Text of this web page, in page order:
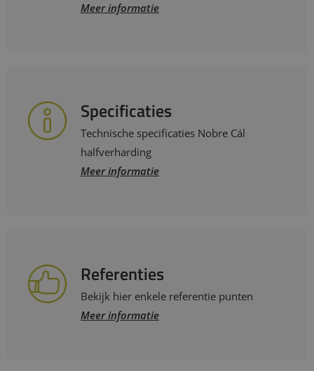
Meer informatie
Specificaties
Technische specificaties Nobre Cál
halfverharding
Meer informatie
Referenties
Bekijk hier enkele referentie punten
Meer informatie